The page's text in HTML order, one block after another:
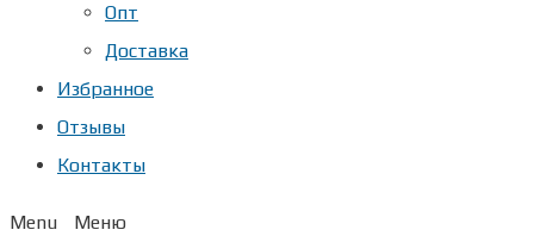
Опт
Доставка
Избранное
Отзывы
Контакты
Menu